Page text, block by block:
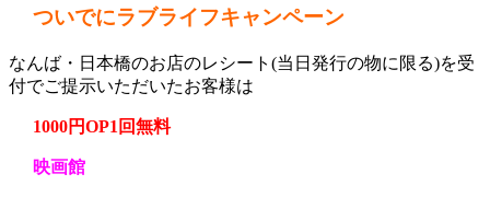
ついでにラブライフキャンペーン
なんば・日本橋のお店のレシート(当日発行の物に限る)を受
付でご提示いただいたお客様は
1000円OP1回無料
映画館